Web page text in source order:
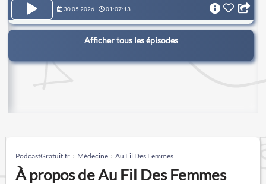
30.05.2026 01:07:13
Afficher tous les épisodes
PodcastGratuit.fr Médecine Au Fil Des Femmes
À propos de Au Fil Des Femmes